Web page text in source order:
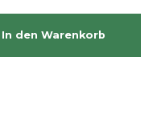
In den Warenkorb